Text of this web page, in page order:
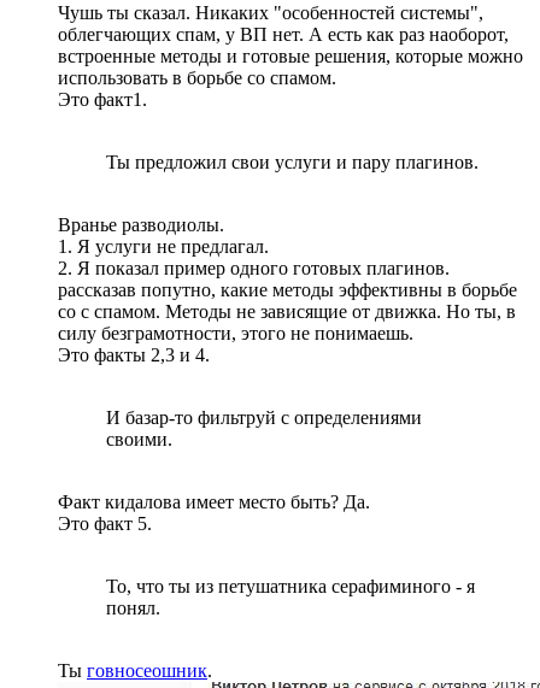
Чушь ты сказал. Никаких "особенностей системы",
облегчающих спам, у ВП нет. А есть как раз наоборот,
встроенные методы и готовые решения, которые можно
использовать в борьбе со спамом.
Это факт1.
Ты предложил свои услуги и пару плагинов.
Вранье разводиолы.
1. Я услуги не предлагал.
2. Я показал пример одного готовых плагинов.
рассказав попутно, какие методы эффективны в борьбе
со с спамом. Методы не зависящие от движка. Но ты, в
силу безграмотности, этого не понимаешь.
Это факты 2,3 и 4.
И базар-то фильтруй с определениями
своими.
Факт кидалова имеет место быть? Да.
Это факт 5.
То, что ты из петушатника серафиминого - я
понял.
Ты говносеошник.